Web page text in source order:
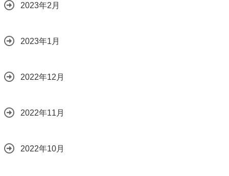
2023年2月
2023年1月
2022年12月
2022年11月
2022年10月